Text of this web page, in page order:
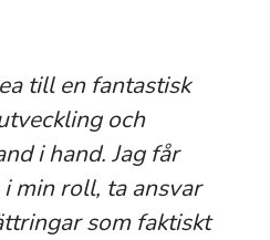
till en fantastisk
och
i hand. Jag får
min roll, ta ansvar
som faktiskt